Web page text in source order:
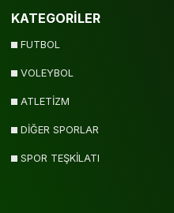
KATEGORİLER
FUTBOL
VOLEYBOL
ATLETİZM
DİĞER SPORLAR
SPOR TEŞKİLATI